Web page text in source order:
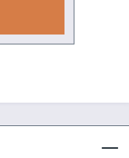
in
der